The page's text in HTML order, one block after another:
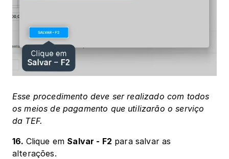
Esse procedimento deve ser realizado com todos
os meios de pagamento que utilizarão o serviço
da TEF.
16. Clique em Salvar - F2 para salvar as
alterações.